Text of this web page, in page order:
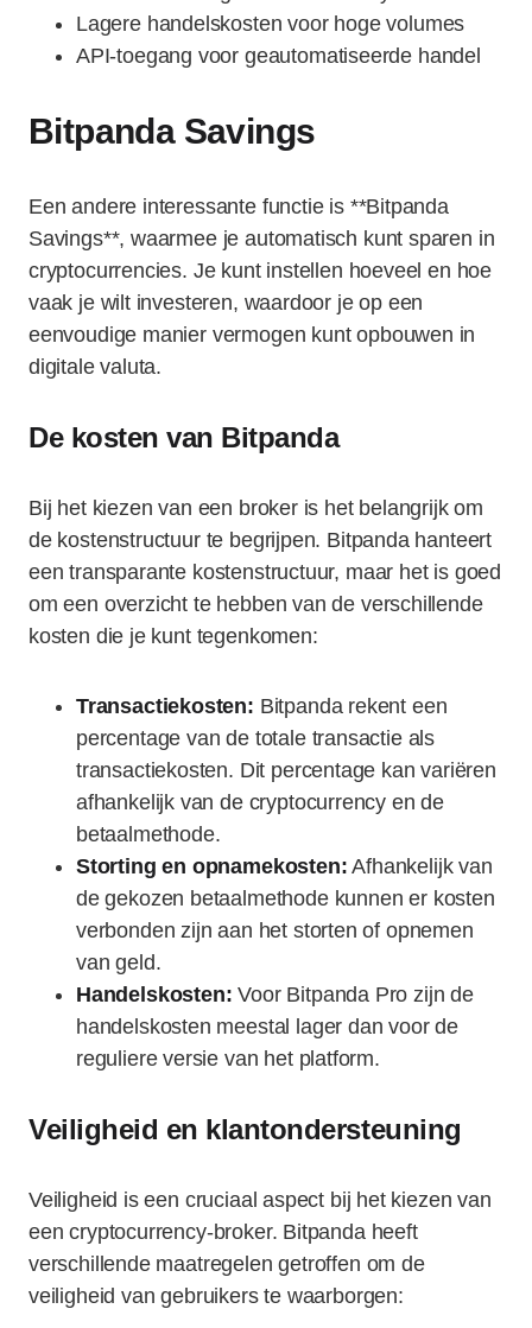
Lagere handelskosten voor hoge volumes
API-toegang voor geautomatiseerde handel
Bitpanda Savings
Een andere interessante functie is **Bitpanda
Savings**, waarmee je automatisch kunt sparen in
cryptocurrencies. Je kunt instellen hoeveel en hoe
vaak je wilt investeren, waardoor je op een
eenvoudige manier vermogen kunt opbouwen in
digitale valuta.
De kosten van Bitpanda
Bij het kiezen van een broker is het belangrijk om
de kostenstructuur te begrijpen. Bitpanda hanteert
een transparante kostenstructuur, maar het is goed
om een overzicht te hebben van de verschillende
kosten die je kunt tegenkomen:
Transactiekosten: Bitpanda rekent een
percentage van de totale transactie als
transactiekosten. Dit percentage kan variëren
afhankelijk van de cryptocurrency en de
betaalmethode.
Storting en opnamekosten: Afhankelijk van
de gekozen betaalmethode kunnen er kosten
verbonden zijn aan het storten of opnemen
van geld.
Handelskosten: Voor Bitpanda Pro zijn de
handelskosten meestal lager dan voor de
reguliere versie van het platform.
Veiligheid en klantondersteuning
Veiligheid is een cruciaal aspect bij het kiezen van
een cryptocurrency-broker. Bitpanda heeft
verschillende maatregelen getroffen om de
veiligheid van gebruikers te waarborgen: